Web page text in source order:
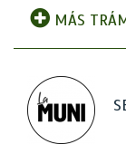
MÁS